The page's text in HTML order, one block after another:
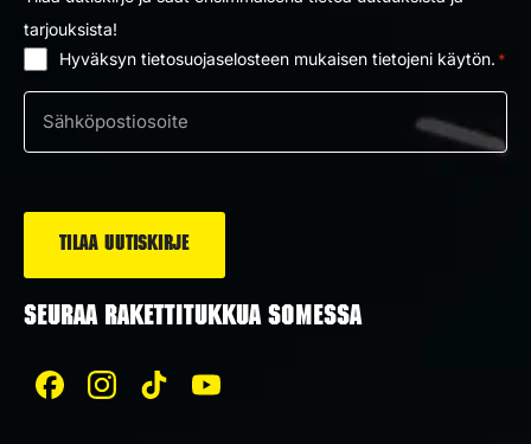
tarjouksista!
Hyväksyn tietosuojaselosteen mukaisen tietojeni käytön. *
Sähköposti
SEURAA RAKETTITUKKUA SOMESSA